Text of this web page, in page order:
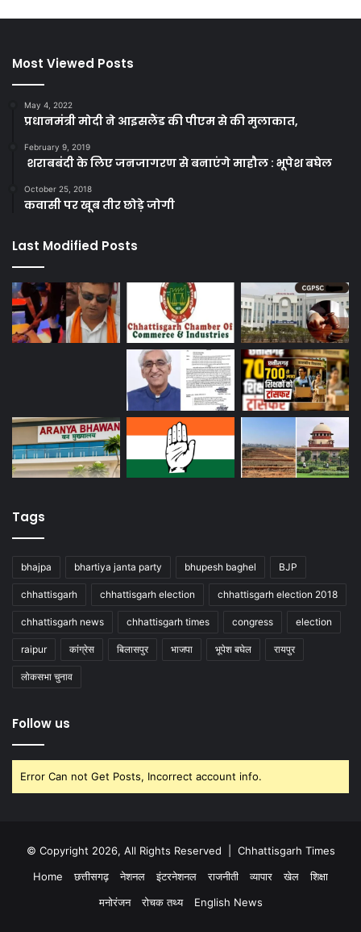
Most Viewed Posts
May 4, 2022
प्रधानमंत्री मोदी ने आइसलैंड की पीएम से की मुलाकात,
February 9, 2019
शराबबंदी के लिए जनजागरण से बनाएंगे माहौल : भूपेश बघेल
October 25, 2018
कवासी पर खूब तीर छोड़े जोगी
Last Modified Posts
Tags
bhajpa bhartiya janta party bhupesh baghel BJP
chhattisgarh chhattisgarh election chhattisgarh election 2018
chhattisgarh news chhattisgarh times congress election
raipur कांग्रेस बिलासपुर भाजपा भूपेश बघेल रायपुर
लोकसभा चुनाव
Follow us
Error Can not Get Posts, Incorrect account info.
© Copyright 2026, All Rights Reserved | Chhattisgarh Times
Home
छत्तीसगढ़ नेशनल इंटरनेशनल राजनीती व्यापार खेल
शिक्षा
मनोरंजन
रोचक तथ्य English News